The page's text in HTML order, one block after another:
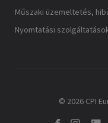
Műszaki üzemeltetés,
Nyomtatási
© 2026 CPI